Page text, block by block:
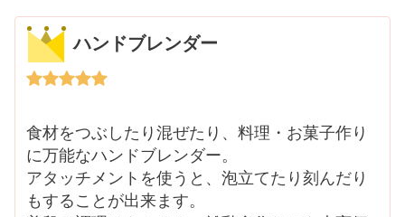
ハンドブレンダー
食材をつぶしたり混ぜたり、料理・お菓子作り
に万能なハンドブレンダー。
アタッチメントを使うと、泡立てたり刻んだり
もすることが出来ます。